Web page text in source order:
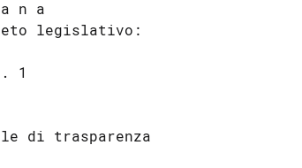
n a
legislativo:
1
di trasparenza